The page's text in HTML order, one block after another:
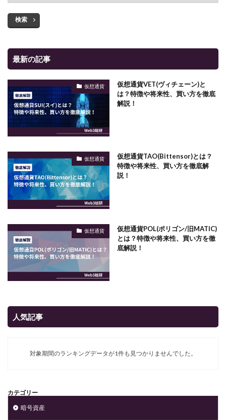
検索
最新の記事
仮想通貨
仮想通貨VET(ヴィチェーン)と
は？特徴や将来性、買い方を徹底
解説！
仮想通貨
仮想通貨TAO(Bittensor)とは？
特徴や将来性、買い方を徹底解
説！
仮想通貨
仮想通貨POL(ポリゴン/旧MATIC)
とは？特徴や将来性、買い方を徹
底解説！
人気記事
対象期間のランキングデータが1件も見つかりませんでした。
カテゴリー
暗号資産